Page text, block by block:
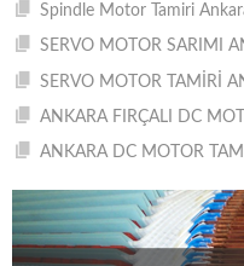
Spindle Motor Tamiri
SERVO MOTOR SARIMI
SERVO MOTOR TAMİRİ
ANKARA FIRÇALI DC
ANKARA DC MOTOR